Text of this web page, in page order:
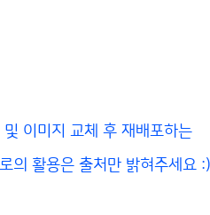
및 이미지 교체 후 재배포하는
의 활용은 출처만 밝혀주세요 :)